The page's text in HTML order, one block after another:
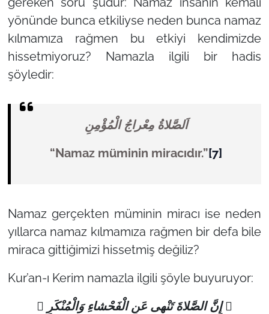
yönünde bunca etkiliyse neden bunca namaz
kılmamıza rağmen bu etkiyi kendimizde
hissetmiyoruz? Namazla ilgili bir hadis
şöyledir:
اَلصَّلاةُ مِعْراجُ الْمُؤْمِنِ
“Namaz müminin miracıdır.”[7]
Namaz gerçekten müminin miracı ise neden
yıllarca namaz kılmamıza rağmen bir defa bile
miraca gittiğimizi hissetmiş değiliz?
Kur’an-ı Kerim namazla ilgili şöyle buyuruyor:
 إِنَّ الصَّلاةَ تَنْهى عَنِ الْفَحْشاءِ وَالْمُنْكَرِ 